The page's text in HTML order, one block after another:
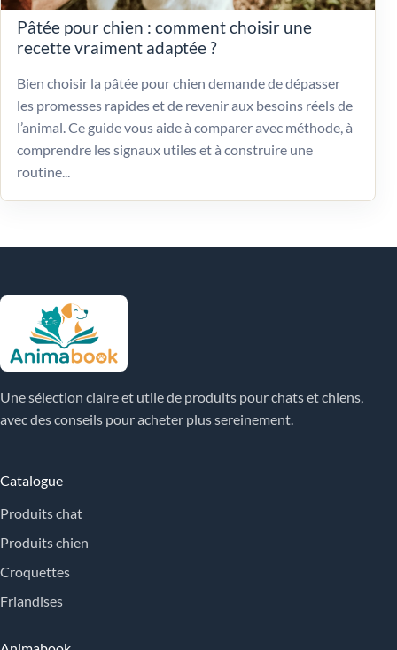
Pâtée pour chien : comment choisir une
recette vraiment adaptée ?
Bien choisir la pâtée pour chien demande de dépasser
les promesses rapides et de revenir aux besoins réels de
l’animal. Ce guide vous aide à comparer avec méthode, à
comprendre les signaux utiles et à construire une
routine...
Une sélection claire et utile de produits pour chats et chiens,
avec des conseils pour acheter plus sereinement.
Catalogue
Produits chat
Produits chien
Croquettes
Friandises